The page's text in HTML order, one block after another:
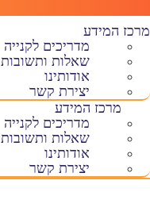
מרכז המידע
מדריכים לקנייה
שאלות ותשובות
אודותינו
יצירת קשר
מרכז המידע
מדריכים לקנייה
שאלות ותשובות
אודותינו
יצירת קשר